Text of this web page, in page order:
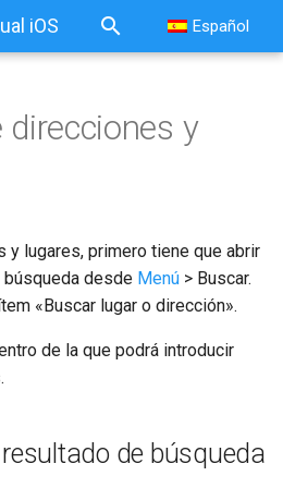
iOS Español
de la
direcciones y
y lugares, primero tiene que abrir
búsqueda desde Menú > Buscar.
«Buscar lugar o dirección».
de la que podrá introducir
de búsqueda